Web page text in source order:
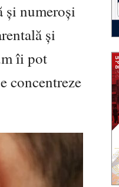
și numeroși
și
îi pot
concentreze